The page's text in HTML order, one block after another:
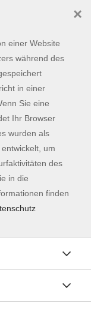
einer Website
während des
in einer
Sie eine
Ihr Browser
wurden als
um
des
in die
finden
×